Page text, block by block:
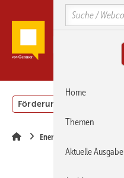
zum
zum
Förderung
Energieberatung
Search
Home
Themen
Aktuelle Ausgabe